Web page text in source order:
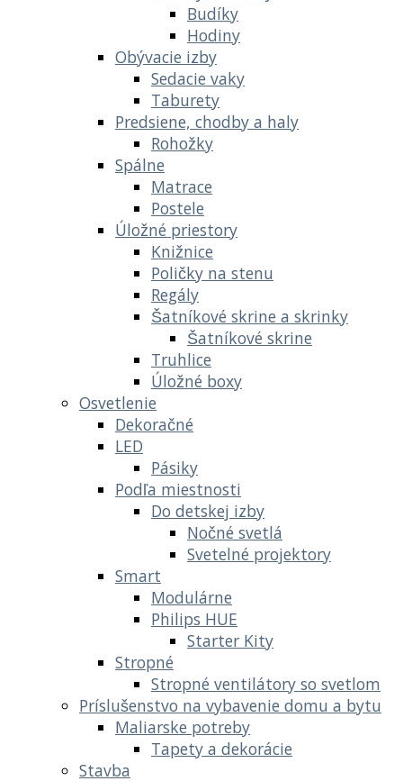
Budíky
Hodiny
Obývacie izby
Sedacie vaky
Taburety
Predsiene, chodby a haly
Rohožky
Spálne
Matrace
Postele
Úložné priestory
Knižnice
Poličky na stenu
Regály
Šatníkové skrine a skrinky
Šatníkové skrine
Truhlice
Úložné boxy
Osvetlenie
Dekoračné
LED
Pásiky
Podľa miestnosti
Do detskej izby
Nočné svetlá
Svetelné projektory
Smart
Modulárne
Philips HUE
Starter Kity
Stropné
Stropné ventilátory so svetlom
Príslušenstvo na vybavenie domu a bytu
Maliarske potreby
Tapety a dekorácie
Stavba